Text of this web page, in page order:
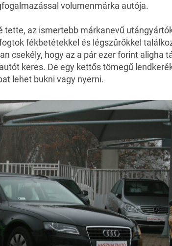
volumenmárka autója.
tette, az ismertebb márkanevű
fékbetétekkel és légszűrőkkel
csekély, hogy az a pár ezer forint aligha
keres. De egy kettős tömegű
lehet bukni vagy nyerni.